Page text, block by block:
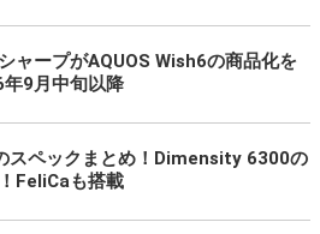
ャープがAQUOS Wish6の商品化を
9月中旬以降
ペックまとめ！Dimensity 6300の
FeliCaも搭載